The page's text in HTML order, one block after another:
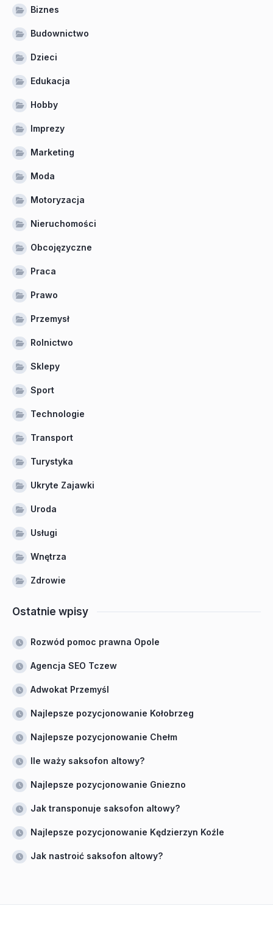
Biznes
Budownictwo
Dzieci
Edukacja
Hobby
Imprezy
Marketing
Moda
Motoryzacja
Nieruchomości
Obcojęzyczne
Praca
Prawo
Przemysł
Rolnictwo
Sklepy
Sport
Technologie
Transport
Turystyka
Ukryte Zajawki
Uroda
Usługi
Wnętrza
Zdrowie
Ostatnie wpisy
Rozwód pomoc prawna Opole
Agencja SEO Tczew
Adwokat Przemyśl
Najlepsze pozycjonowanie Kołobrzeg
Najlepsze pozycjonowanie Chełm
Ile waży saksofon altowy?
Najlepsze pozycjonowanie Gniezno
Jak transponuje saksofon altowy?
Najlepsze pozycjonowanie Kędzierzyn Koźle
Jak nastroić saksofon altowy?